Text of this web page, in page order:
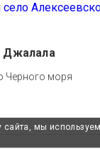
Джалала
Черного моря
сайта, мы